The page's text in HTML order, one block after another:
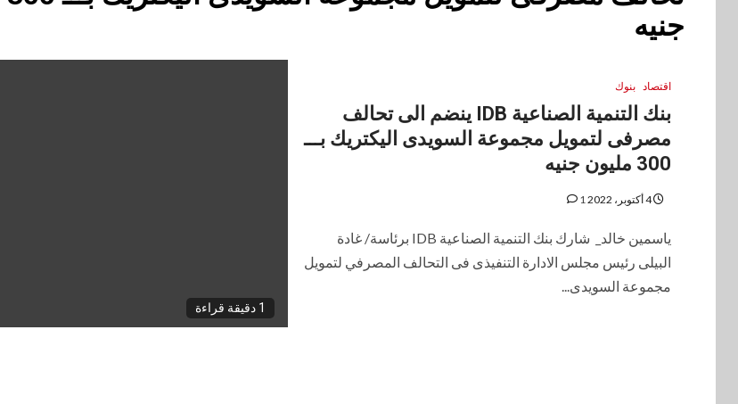
جنيه
1 دقيقة قراءة
اقتصاد بنوك
بنك التنمية الصناعية IDB ينضم الى تحالف
مصرفى لتمويل مجموعة السويدى اليكتريك بـــ
300 مليون جنيه
4 أكتوبر، 2022 1
ياسمين خالد_ شارك بنك التنمية الصناعية IDB برئاسة/ غادة
البيلى رئيس مجلس الادارة التنفيذى فى التحالف المصرفي لتمويل
مجموعة السويدى...